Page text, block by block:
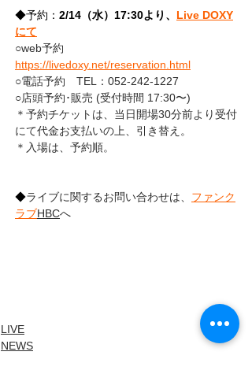
◆予約： 2/14（水）17:30より、 Live DOXY
にて
○web予約
https://livedoxy.net/reservation.html
○電話予約　TEL：052-242-1227
○店頭予約･販売 (受付時間 17:30〜)
＊予約チケットは、当日開場30分前より受付
にて代金お支払いの上、引き替え。
＊入場は、予約順。
◆ライブに関するお問い合わせは、 ファンク
ラブHBCへ
LIVE
NEWS